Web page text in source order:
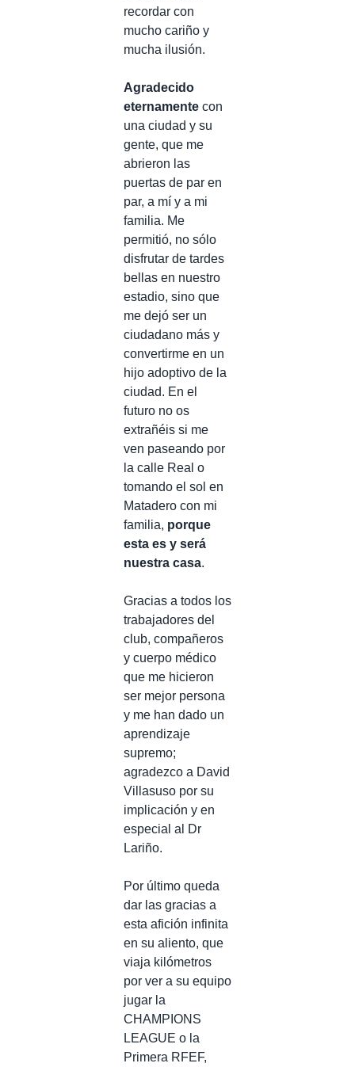
recordar con
mucho cariño y
mucha ilusión.⠀
Agradecido
eternamente con
una ciudad y su
gente, que me
abrieron las
puertas de par en
par, a mí y a mi
familia. Me
permitió, no sólo
disfrutar de tardes
bellas en nuestro
estadio, sino que
me dejó ser un
ciudadano más y
convertirme en un
hijo adoptivo de la
ciudad. En el
futuro no os
extrañéis si me
ven paseando por
la calle Real o
tomando el sol en
Matadero con mi
familia, porque
esta es y será
nuestra casa. ⠀
Gracias a todos los
trabajadores del
club, compañeros
y cuerpo médico
que me hicieron
ser mejor persona
y me han dado un
aprendizaje
supremo;
agradezco a David
Villasuso por su
implicación y en
especial al Dr
Lariño.⠀
Por último queda
dar las gracias a
esta afición infinita
en su aliento, que
viaja kilómetros
por ver a su equipo
jugar la
CHAMPIONS
LEAGUE o la
Primera RFEF,